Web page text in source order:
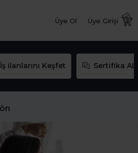
Üye Ol Üye Girişi
İş ilanlarını Keşfet Sertifika AL